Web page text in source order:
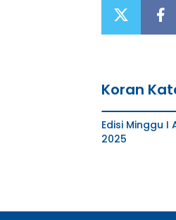
Koran
Edisi Minggu I
2025